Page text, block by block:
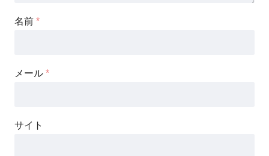
名前 *
メール *
サイト